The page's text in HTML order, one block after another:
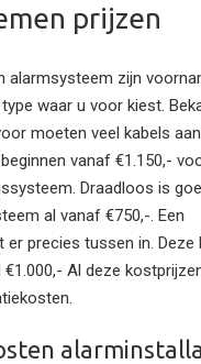
prijzen
alarmsysteem zijn
waar u voor kiest.
moeten veel kabels
vanaf €1.150,-
Draadloos is
al vanaf €750,-. Een
er precies tussen in. Deze
Al deze